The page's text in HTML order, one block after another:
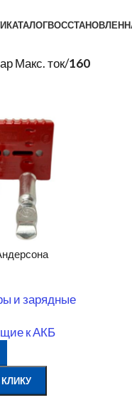
КАТАЛОГ
Макс. ток/160
и зарядные
к АКБ